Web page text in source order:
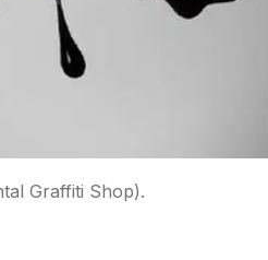
Graffiti Shop).